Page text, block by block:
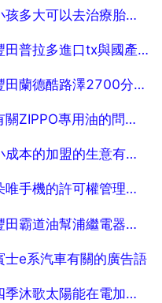
07-25 小孩多大可以去治療胎記 臉上的紅胎記
07-25 豐田普拉多進口tx與國產tx外觀怎樣區分
07-25 豐田蘭德酷路澤2700分動箱怎麼拆
07-25 有關ZIPPO專用油的問題, 高手請進
07-25 小成本的加盟的生意有哪些呢？
07-25 朵唯手機的許可權管理在哪裡
07-25 豐田霸道油幫浦繼電器在哪裡
07-25
士e系汽車有關的廣告語
07-25 四季沐歌太陽能在電加熱的時候可以洗澡不